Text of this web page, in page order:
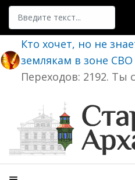
Поиск
Кто хочет, но не
землякам в зоне СВО
Переходов: 2192. Ты